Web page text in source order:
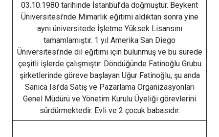
03.10.1980 tarihinde İstanbul’da doğmuştur. Beykent
Üniversitesi’nde Mimarlık eğitimi aldıktan sonra yine
aynı üniversitede İşletme Yüksek Lisansını
tamamlamıştır. 1 yıl Amerika San Diego
Üniversitesi’nde dil eğitimi için bulunmuş ve bu sürede
çeşitli işlerde çalışmıştır. Döndüğünde Fatinoğlu Grubu
şirketlerinde göreve başlayan Uğur Fatinoğlu, şu anda
Sanica Isı’da Satış ve Pazarlama Organizasyonları
Genel Müdürü ve Yönetim Kurulu Üyeliği görevlerini
sürdürmektedir. Evli ve 2 çocuk babasıdır.